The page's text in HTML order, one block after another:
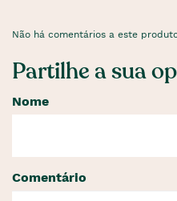
Não há comentários a este
Partilhe a sua
Nome
Comentário